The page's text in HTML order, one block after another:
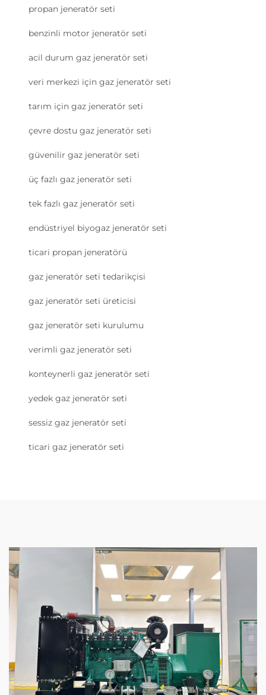
propan jeneratör seti
benzinli motor jeneratör seti
acil durum gaz jeneratör seti
veri merkezi için gaz jeneratör seti
tarım için gaz jeneratör seti
çevre dostu gaz jeneratör seti
güvenilir gaz jeneratör seti
üç fazlı gaz jeneratör seti
tek fazlı gaz jeneratör seti
endüstriyel biyogaz jeneratör seti
ticari propan jeneratörü
gaz jeneratör seti tedarikçisi
gaz jeneratör seti üreticisi
gaz jeneratör seti kurulumu
verimli gaz jeneratör seti
konteynerli gaz jeneratör seti
yedek gaz jeneratör seti
sessiz gaz jeneratör seti
ticari gaz jeneratör seti